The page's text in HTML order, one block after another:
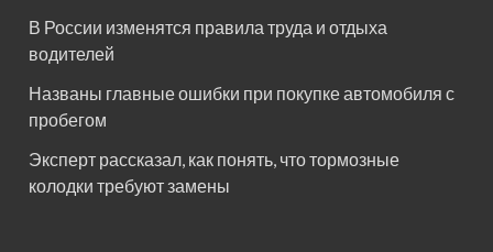
В России изменятся правила труда и отдыха
водителей
Названы главные ошибки при покупке автомобиля с
пробегом
Эксперт рассказал, как понять, что тормозные
колодки требуют замены